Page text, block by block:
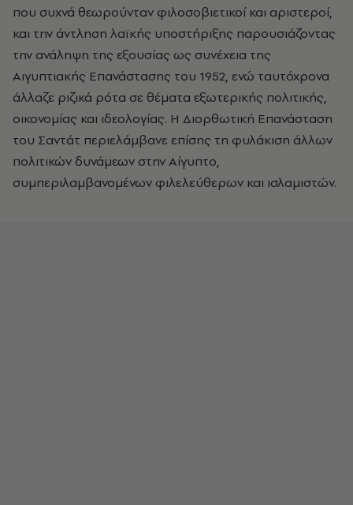
που συχνά θεωρούνταν φιλοσοβιετικοί και αριστεροί,
και την άντληση λαϊκής υποστήριξης παρουσιάζοντας
την ανάληψη της εξουσίας ως συνέχεια της
Αιγυπτιακής Επανάστασης του 1952, ενώ ταυτόχρονα
άλλαζε ριζικά ρότα σε θέματα εξωτερικής πολιτικής,
οικονομίας και ιδεολογίας. Η Διορθωτική Επανάσταση
του Σαντάτ περιελάμβανε επίσης τη φυλάκιση άλλων
πολιτικών δυνάμεων στην Αίγυπτο,
συμπεριλαμβανομένων φιλελεύθερων και ισλαμιστών.